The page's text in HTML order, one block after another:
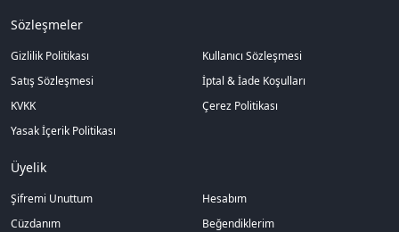
Sözleşmeler
Gizlilik Politikası
Kullanıcı Sözleşmesi
Satış Sözleşmesi
İptal & İade Koşulları
KVKK
Çerez Politikası
Yasak İçerik Politikası
Üyelik
Şifremi Unuttum
Hesabım
Cüzdanım
Beğendiklerim